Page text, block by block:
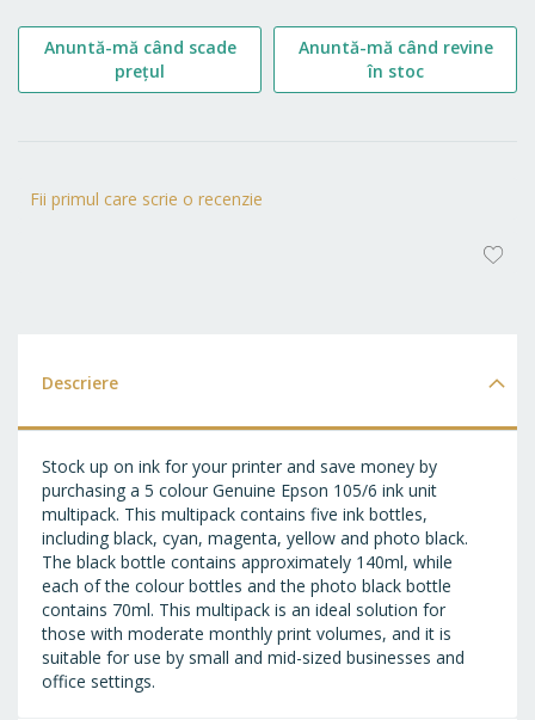
Fii primul care scrie o recenzie
Anuntă-mă când scade
prețul
Anuntă-mă când revine
în stoc
Descriere
Stock up on ink for your printer and save money by
purchasing a 5 colour Genuine Epson 105/6 ink unit
multipack. This multipack contains five ink bottles,
including black, cyan, magenta, yellow and photo black.
The black bottle contains approximately 140ml, while
each of the colour bottles and the photo black bottle
contains 70ml. This multipack is an ideal solution for
those with moderate monthly print volumes, and it is
suitable for use by small and mid-sized businesses and
office settings.